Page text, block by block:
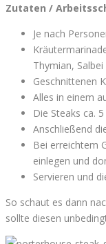
Zutaten /
Je nach
Thymian,
Geschnittenen
Alles in einem
Die Steaks ca.
Anschließend
Bei erreichtem
einlegen und
Servieren und
So schaut es dann
sollte diesen